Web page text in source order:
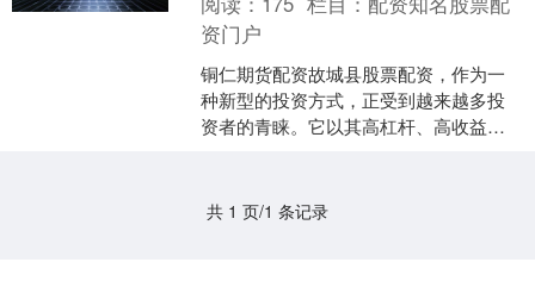
资门户
铜仁期货配资故城县股票配资，作为一
种新型的投资方式，正受到越来越多投
资者的青睐。它以其高杠杆、高收益的
共 1 页/1 条记录